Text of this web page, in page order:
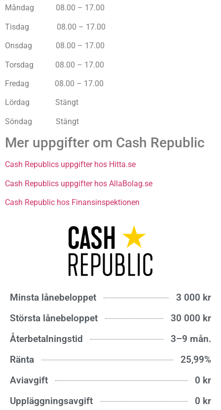
Måndag 08.00 – 17.00
Tisdag 08.00 – 17.00
Onsdag 08.00 – 17.00
Torsdag 08.00 – 17.00
Fredag 08.00 – 17.00
Lördag Stängt
Söndag Stängt
Mer uppgifter om Cash Republic
Cash Republics uppgifter hos Hitta.se
Cash Republics uppgifter hos AllaBolag.se
Cash Republic hos Finansinspektionen
Minsta lånebeloppet
3 000 kr
Största lånebeloppet
30 000 kr
Återbetalningstid
3–9 mån.
Ränta
25,99%
Aviavgift
0 kr
Uppläggningsavgift
0 kr